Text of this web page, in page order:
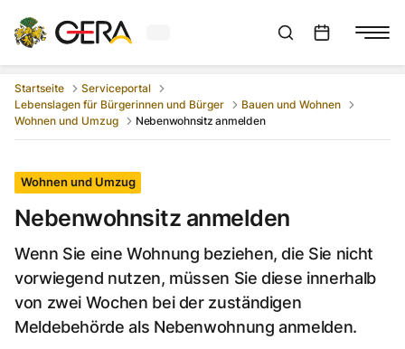
Aktuelles Wetter in GeraSuchleiste anzeigen
Startseite
Serviceportal
Lebenslagen für Bürgerinnen und Bürger
Bauen und Wohnen
Wohnen und Umzug
Nebenwohnsitz anmelden
Wohnen und Umzug
Nebenwohnsitz anmelden
Wenn Sie eine Wohnung beziehen, die Sie nicht
vorwiegend nutzen, müssen Sie diese innerhalb
von zwei Wochen bei der zuständigen
Meldebehörde als Nebenwohnung anmelden.